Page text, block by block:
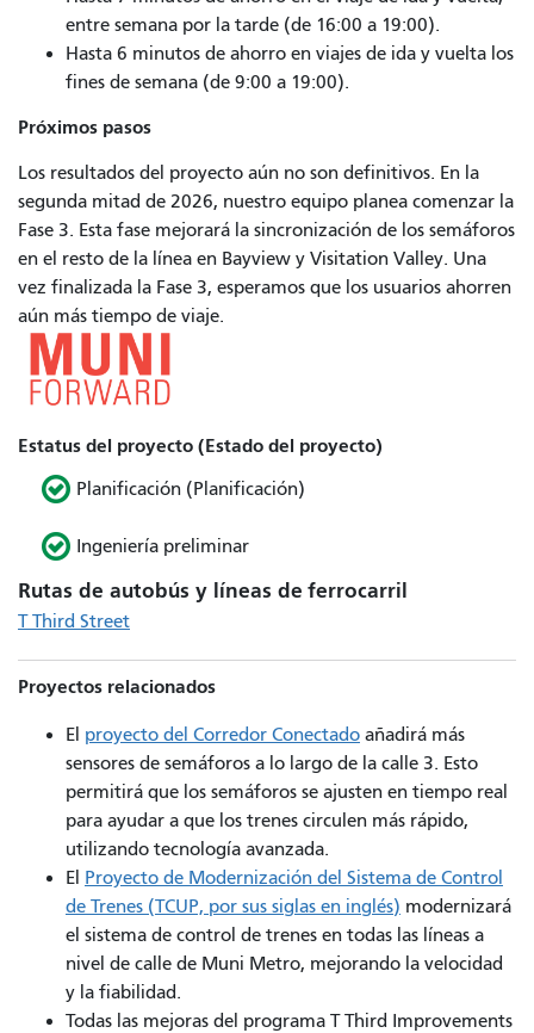
entre semana por la tarde (de 16:00 a 19:00).
Hasta 6 minutos de ahorro en viajes de ida y vuelta los
fines de semana (de 9:00 a 19:00).
Próximos pasos
Los resultados del proyecto aún no son definitivos. En la
segunda mitad de 2026, nuestro equipo planea comenzar la
Fase 3. Esta fase mejorará la sincronización de los semáforos
en el resto de la línea en Bayview y Visitation Valley. Una
vez finalizada la Fase 3, esperamos que los usuarios ahorren
aún más tiempo de viaje.
Estatus del proyecto (Estado del proyecto)
Planificación (Planificación)
Ingeniería preliminar
Rutas de autobús y líneas de ferrocarril
T Third Street
Proyectos relacionados
El proyecto del Corredor Conectado añadirá más
sensores de semáforos a lo largo de la calle 3. Esto
permitirá que los semáforos se ajusten en tiempo real
para ayudar a que los trenes circulen más rápido,
utilizando tecnología avanzada.
El Proyecto de Modernización del Sistema de Control
de Trenes (TCUP, por sus siglas en inglés) modernizará
el sistema de control de trenes en todas las líneas a
nivel de calle de Muni Metro, mejorando la velocidad
y la fiabilidad.
Todas las mejoras del programa T Third Improvements